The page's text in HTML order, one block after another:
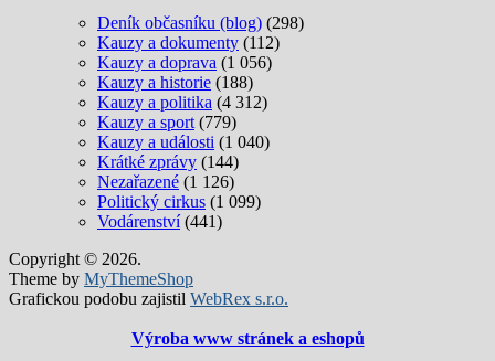
Deník občasníku (blog) (298)
Kauzy a dokumenty (112)
Kauzy a doprava (1 056)
Kauzy a historie (188)
Kauzy a politika (4 312)
Kauzy a sport (779)
Kauzy a události (1 040)
Krátké zprávy (144)
Nezařazené (1 126)
Politický cirkus (1 099)
Vodárenství(441)
Copyright © 2026.
Theme by MyThemeShop
Grafickou podobu zajistil WebRex s.r.o.
Výroba www stránek a eshopů